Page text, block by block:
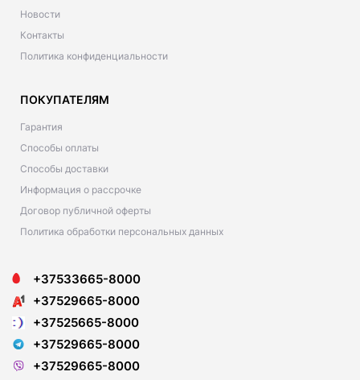
Новости
Контакты
Политика конфиденциальности
ПОКУПАТЕЛЯМ
Гарантия
Способы оплаты
Способы доставки
Информация о рассрочке
Договор публичной оферты
Политика обработки персональных данных
+37533665-8000
+37529665-8000
+37525665-8000
+37529665-8000
+37529665-8000